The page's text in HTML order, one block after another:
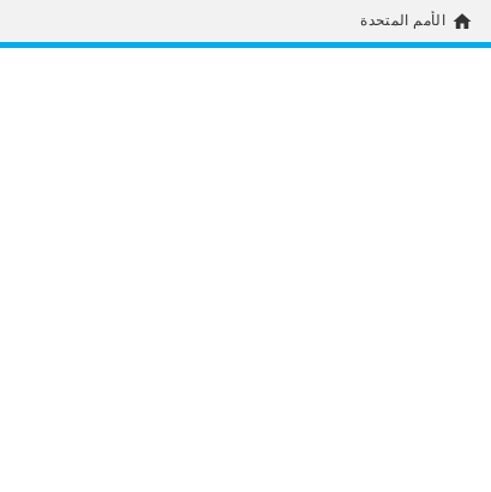
home الأمم المتحدة